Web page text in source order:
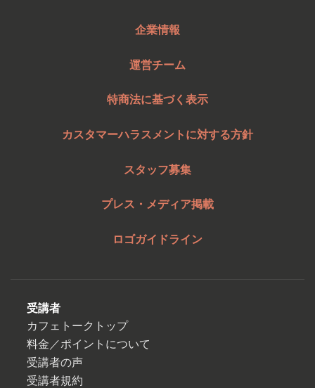
企業情報
運営チーム
特商法に基づく表示
カスタマーハラスメントに対する方針
スタッフ募集
プレス・メディア掲載
ロゴガイドライン
受講者
カフェトークトップ
料金／ポイントについて
受講者の声
受講者規約